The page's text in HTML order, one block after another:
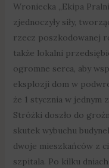
Wroniecka „Ekipa
zjednoczyły siły,
rzecz poszkodowanej
także lokalni
ogromne serca, aby
eksplozji dom w
że 1 stycznia w jednym
Stróżki doszło do
skutek wybuchu
dwoje mieszkańców z
szpitala. Po kilku